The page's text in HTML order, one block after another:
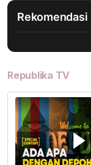
Rekomendasi
Republika TV